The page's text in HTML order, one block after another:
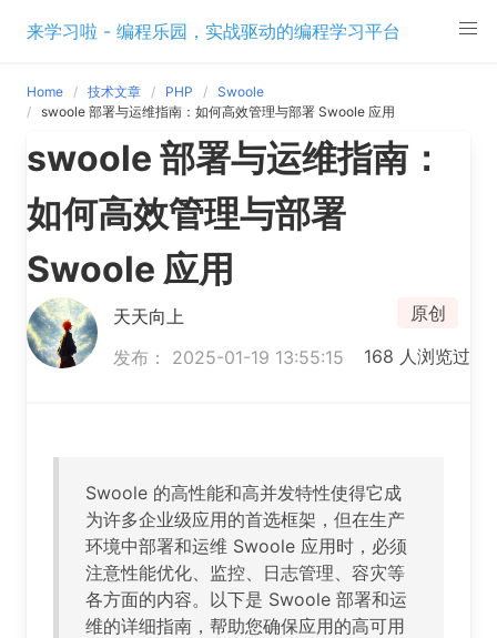
来学习啦 - 编程乐园，实战驱动的编程学习平台
Home 技术文章 PHP
Swoole
swoole 部署与运维指南：如何高效管理与部署 Swoole 应用
swoole 部署与运维指南：
如何高效管理与部署
Swoole 应用
天天向上
发布： 2025-01-19 13:55:15
原创
168 人浏览过
Swoole 的高性能和高并发特性使得它成
为许多企业级应用的首选框架，但在生产
环境中部署和运维 Swoole 应用时，必须
注意性能优化、监控、日志管理、容灾等
各方面的内容。以下是 Swoole 部署和运
维的详细指南，帮助您确保应用的高可用